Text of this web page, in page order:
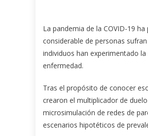
La pandemia de la COVID-19
considerable de personas
individuos han experimentado
enfermedad.
Tras el propósito de conocer
crearon el multiplicador de
microsimulación de redes de
escenarios hipotéticos de